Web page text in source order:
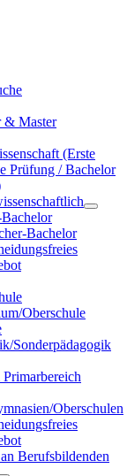
& Master
(Erste
Prüfung / Bachelor
Bachelor
Oberschule
Sonderpädagogik
Primarbereich
Oberschulen
Berufsbildenden